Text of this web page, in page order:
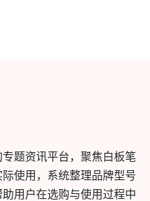
题资讯平台，聚焦白板笔
使用，系统整理品牌型号
用户在选购与使用过程中